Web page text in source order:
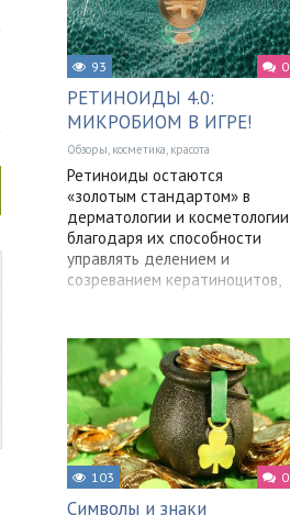
93 0
РЕТИНОИДЫ 4.0:
МИКРОБИОМ В ИГРЕ!
Обзоры, косметика, красота
Ретиноиды остаются
«золотым стандартом» в
дерматологии и косметологии
благодаря их способности
управлять делением и
созреванием кератиноцитов,
103 0
Символы и знаки